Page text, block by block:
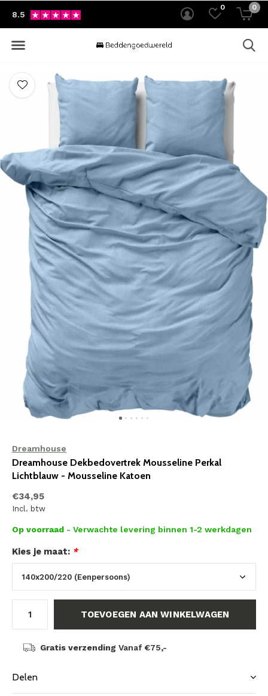
0 0
8.5
Dreamhouse
Dreamhouse Dekbedovertrek Mousseline Perkal
Lichtblauw - Mousseline Katoen
€34,95
Incl. btw
Op voorraad - Verwachte levering binnen 1-2 werkdagen
Kies je maat: *
TOEVOEGEN AAN WINKELWAGEN
Gratis verzending Vanaf €75,-
Delen